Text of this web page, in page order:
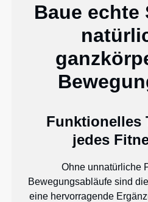
Baue echte
Funktionelles
jedes
Ohne unnatürliche
Bewegungsabläufe sind
eine hervorragende